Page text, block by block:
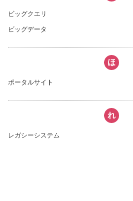
ビッグクエリ
ビッグデータ
ほ
ポータルサイト
れ
レガシーシステム